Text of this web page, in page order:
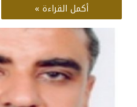
أكمل القراءة »